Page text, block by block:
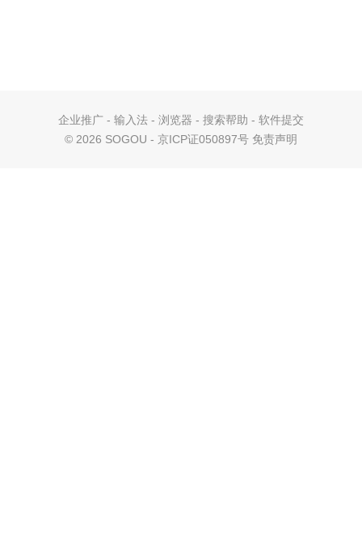
企业推广 - 输入法 - 浏览器 - 搜索帮助 - 软件提交
© 2026 SOGOU - 京ICP证050897号 免责声明